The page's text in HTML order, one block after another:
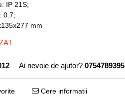
IP 21S;
0.7;
mm
Ai nevoie de ajutor? 0754789395
Cere informatii